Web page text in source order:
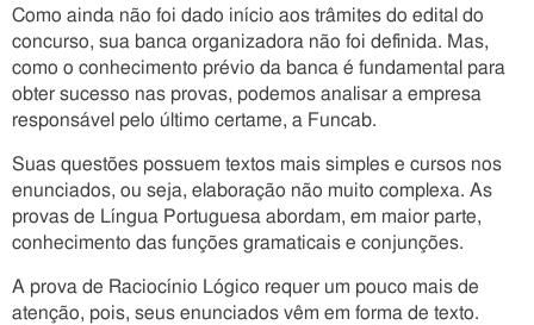
Como ainda não foi dado início aos trâmites do edital do
concurso, sua banca organizadora não foi definida. Mas,
como o conhecimento prévio da banca é fundamental para
obter sucesso nas provas, podemos analisar a empresa
responsável pelo último certame, a Funcab.
Suas questões possuem textos mais simples e cursos nos
enunciados, ou seja, elaboração não muito complexa. As
provas de Língua Portuguesa abordam, em maior parte,
conhecimento das funções gramaticais e conjunções.
A prova de Raciocínio Lógico requer um pouco mais de
atenção, pois, seus enunciados vêm em forma de texto.